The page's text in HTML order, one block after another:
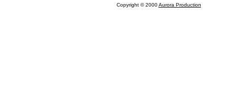
Copyright © 2000Aurora Production